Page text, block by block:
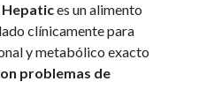
Hepatices un alimento
clínicamente para
y metabólico exacto
problemas de